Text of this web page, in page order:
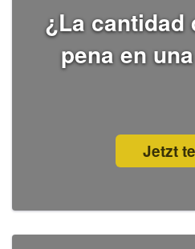
¿La cantidad
pena en
Jetzt